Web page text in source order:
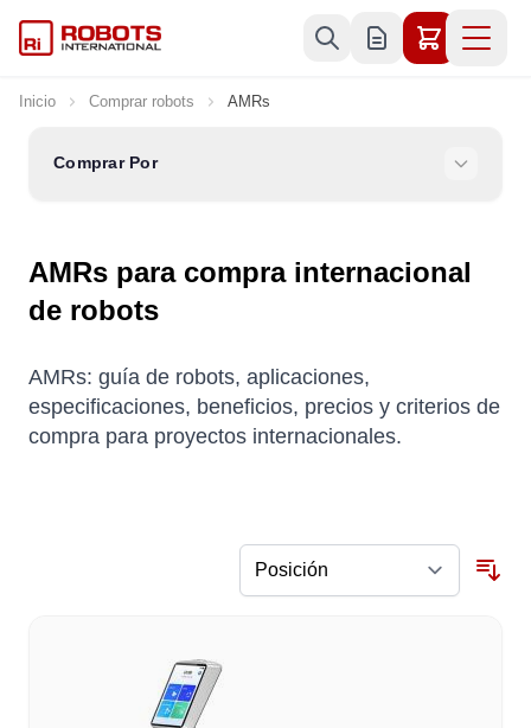
Inicio Comprar robots AMRs
Comprar Por
AMRs para compra internacional
de robots
AMRs: guía de robots, aplicaciones,
especificaciones, beneficios, precios y criterios de
compra para proyectos internacionales.